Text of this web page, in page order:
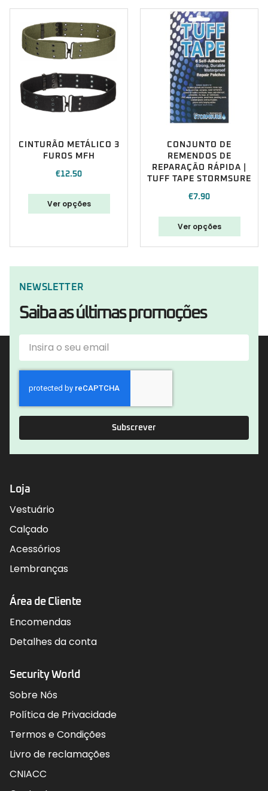
CINTURÃO METÁLICO 3
FUROS MFH
€12.50
Ver opções
CONJUNTO DE
REMENDOS DE
REPARAÇÃO RÁPIDA |
TUFF TAPE STORMSURE
€7.90
Ver opções
NEWSLETTER
Saiba as últimas promoções
Subscrever
Loja
Vestuário
Calçado
Acessórios
Lembranças
Área de Cliente
Encomendas
Detalhes da conta
Security World
Sobre Nós
Política de Privacidade
Termos e Condições
Livro de reclamações
CNIACC